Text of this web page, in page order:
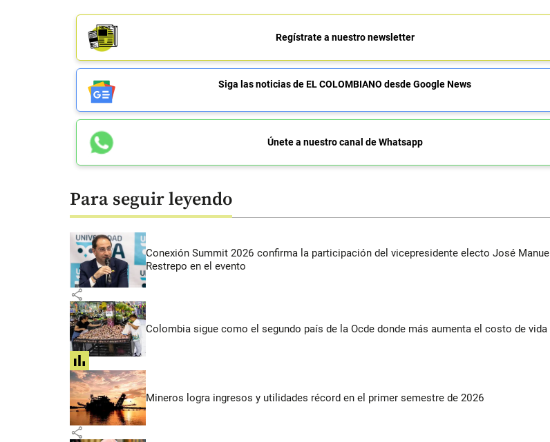
Regístrate a nuestro newsletter
Siga las noticias de EL COLOMBIANO desde Google News
Únete a nuestro canal de Whatsapp
Para seguir leyendo
Conexión Summit 2026 confirma la participación del vicepresidente electo José Manuel
Restrepo en el evento
share
Colombia sigue como el segundo país de la Ocde donde más aumenta el costo de vida
share
Mineros logra ingresos y utilidades récord en el primer semestre de 2026
share